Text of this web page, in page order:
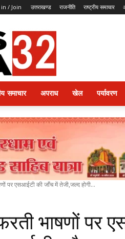
in / Join उत्तराखण्ड राजनीति राष्ट्रीय समाचार
समाचार अपराध खेल पर्यावरण
पर एसआईटी की जाँच में तेजी,जल्द होगी...
भाषणों पर